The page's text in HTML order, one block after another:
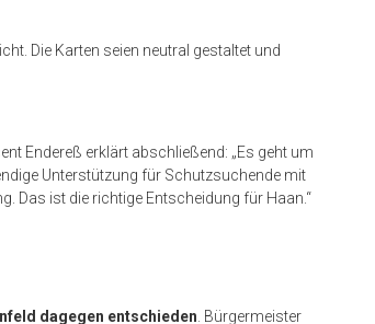
Die Karten seien neutral gestaltet und
Endereß erklärt abschließend: „Es geht um
Unterstützung für Schutzsuchende mit
Das ist die richtige Entscheidung für Haan.“
dagegen entschieden. Bürgermeister